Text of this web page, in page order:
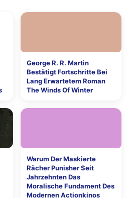
George R. R. Martin
Bestätigt Fortschritte Bei
Lang Erwartetem Roman
The Winds Of Winter
Warum Der Maskierte
Rächer Punisher Seit
Jahrzehnten Das
Moralische Fundament Des
Modernen Actionkinos